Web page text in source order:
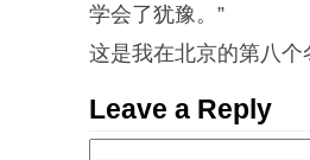
学会了犹豫。”
这是我在北京的第八个
Leave a Reply